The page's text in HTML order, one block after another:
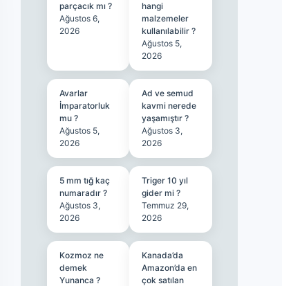
parçacık mı ?
Ağustos 6,
2026
hangi
malzemeler
kullanılabilir ?
Ağustos 5,
2026
Avarlar
İmparatorluk
mu ?
Ağustos 5,
2026
Ad ve semud
kavmi nerede
yaşamıştır ?
Ağustos 3,
2026
5 mm tığ kaç
numaradır ?
Ağustos 3,
2026
Triger 10 yıl
gider mi ?
Temmuz 29,
2026
Kozmoz ne
demek
Yunanca ?
Kanada’da
Amazon’da en
çok satılan